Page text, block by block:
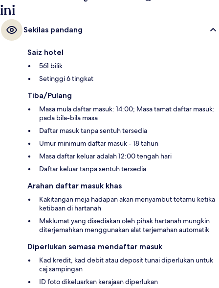
ini
Sekilas pandang
Saiz hotel
561 bilik
Setinggi 6 tingkat
Tiba/Pulang
Masa mula daftar masuk: 14:00; Masa tamat daftar masuk:
pada bila-bila masa
Daftar masuk tanpa sentuh tersedia
Umur minimum daftar masuk - 18 tahun
Masa daftar keluar adalah 12:00 tengah hari
Daftar keluar tanpa sentuh tersedia
Arahan daftar masuk khas
Kakitangan meja hadapan akan menyambut tetamu ketika
ketibaan di hartanah
Maklumat yang disediakan oleh pihak hartanah mungkin
diterjemahkan menggunakan alat terjemahan automatik
Diperlukan semasa mendaftar masuk
Kad kredit, kad debit atau deposit tunai diperlukan untuk
caj sampingan
ID foto dikeluarkan kerajaan diperlukan